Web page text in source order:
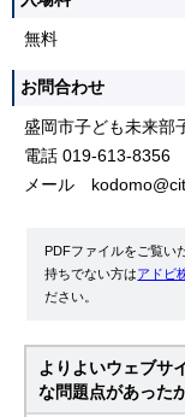
無料
お問合わせ
盛岡市子ども未来部
電話 019-613-8356
メール
PDFファイルをご覧い
持ちでない方はアドビ
ださい。
よりよいウェブサ
な問題点があった